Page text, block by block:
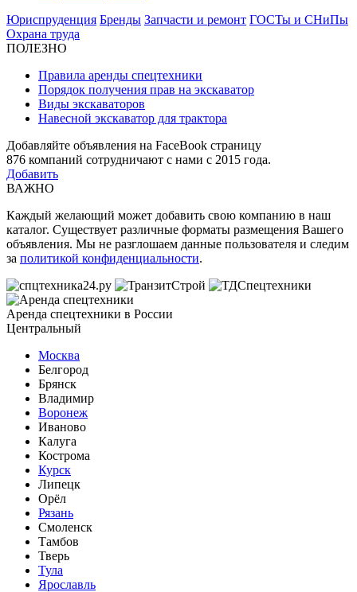
Юриспруденция Бренды Запчасти и ремонт ГОСТы и СНиПы
Охрана труда
ПОЛЕЗНО
Правила аренды спецтехники
Порядок получения прав на экскаватор
Виды экскаваторов
Навесной экскаватор для трактора
Добавляйте объявления на FaceBook страницу
876 компаний сотрудничают с нами с 2015 года.
Добавить
ВАЖНО
Каждый желающий может добавить свою компанию в наш
каталог. Существует различные форматы размещения Вашего
объявления. Мы не разглошаем данные пользователя и следим
за политикой конфиденциальности.
Аренда спецтехники в России
Центральный
Москва
Белгород
Брянск
Владимир
Воронеж
Иваново
Калуга
Кострома
Курск
Липецк
Орёл
Рязань
Смоленск
Тамбов
Тверь
Тула
Ярославль